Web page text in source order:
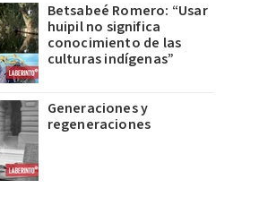
Betsabeé Romero: “Usar
huipil no significa
conocimiento de las
culturas indígenas”
Generaciones y
regeneraciones